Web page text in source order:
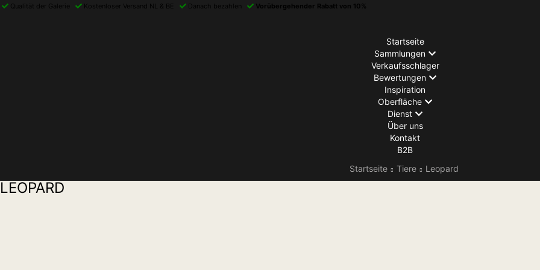
Qualität der Galerie Kostenloser Versand NL & BE Danach bezahlen Vorübergehender Rabatt von 10%
Startseite
Sammlungen
Verkaufsschlager
Bewertungen
Inspiration
Oberfläche
Dienst
Über uns
Kontakt
B2B
Startseite
Tiere Leopard
LEOPARD